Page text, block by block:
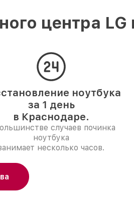
центра
ноутбука
за 1 день
в Краснодаре.
случаев починка
ноутбука
несколько часов.